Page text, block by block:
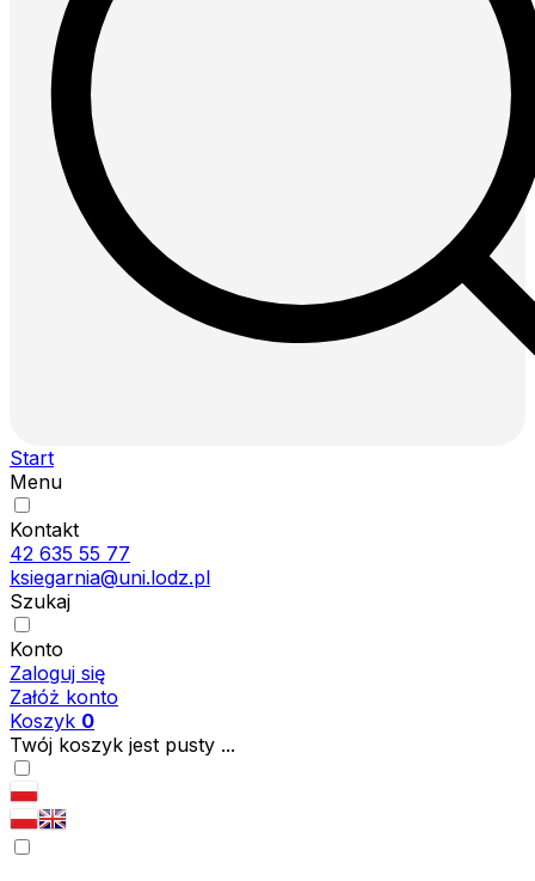
Start
Menu
Kontakt
42 635 55 77
ksiegarnia@uni.lodz.pl
Szukaj
Konto
Zaloguj się
Załóż konto
Koszyk 0
Twój koszyk jest pusty ...